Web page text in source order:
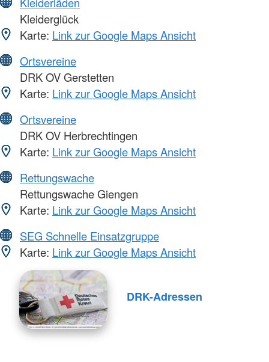
Kleiderglück
Karte: Link zur Google Maps Ansicht
Ortsvereine
DRK OV Gerstetten
Karte: Link zur Google Maps Ansicht
Ortsvereine
DRK OV Herbrechtingen
Karte: Link zur Google Maps Ansicht
Rettungswache
Rettungswache Giengen
Karte: Link zur Google Maps Ansicht
SEG Schnelle Einsatzgruppe
Karte: Link zur Google Maps Ansicht
DRK-Adressen